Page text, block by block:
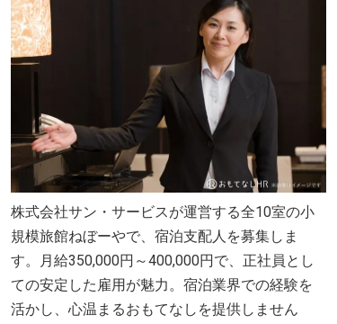
株式会社サン・サービスが運営する全10室の小
規模旅館ねぼーやで、宿泊支配人を募集しま
す。月給350,000円～400,000円で、正社員とし
ての安定した雇用が魅力。宿泊業界での経験を
活かし、心温まるおもてなしを提供しません